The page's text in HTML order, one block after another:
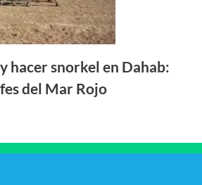
hacer snorkel en Dahab:
del Mar Rojo